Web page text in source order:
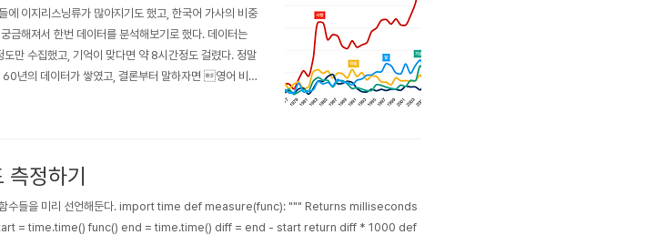
에 이지리스닝류가 많아지기도 했고, 한국어 가사의 비중
금해져서 한번 데이터를 분석해보기로 했다. 데이터는
만 수집했고, 기억이 맞다면 약 8시간정도 걸렸다. 정말
년의 데이터가 쌓였고, 결론부터 말하자면 영어 비
25% 를 넘을 정도로 많아졌고, 최근에 사람들이 이런
정하기
함수들을 미리 선언해둔다. import time def measure(func): """ Returns milliseconds
= time.time() func() end = time.time() diff = end - start return diff * 1000 def